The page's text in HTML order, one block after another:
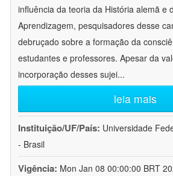
influência da teoria da História alemã e
Aprendizagem, pesquisadores desse
debruçado sobre a formação da
estudantes e professores. Apesar da
incorporação desses sujei...
leia mais
Instituição/UF/País: Universidade
- Brasil
Vigência: Mon Jan 08 00:00:00 BRT